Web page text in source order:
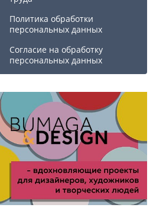
Политика обработки
персональных данных
Cогласие на обработку
персональных данных